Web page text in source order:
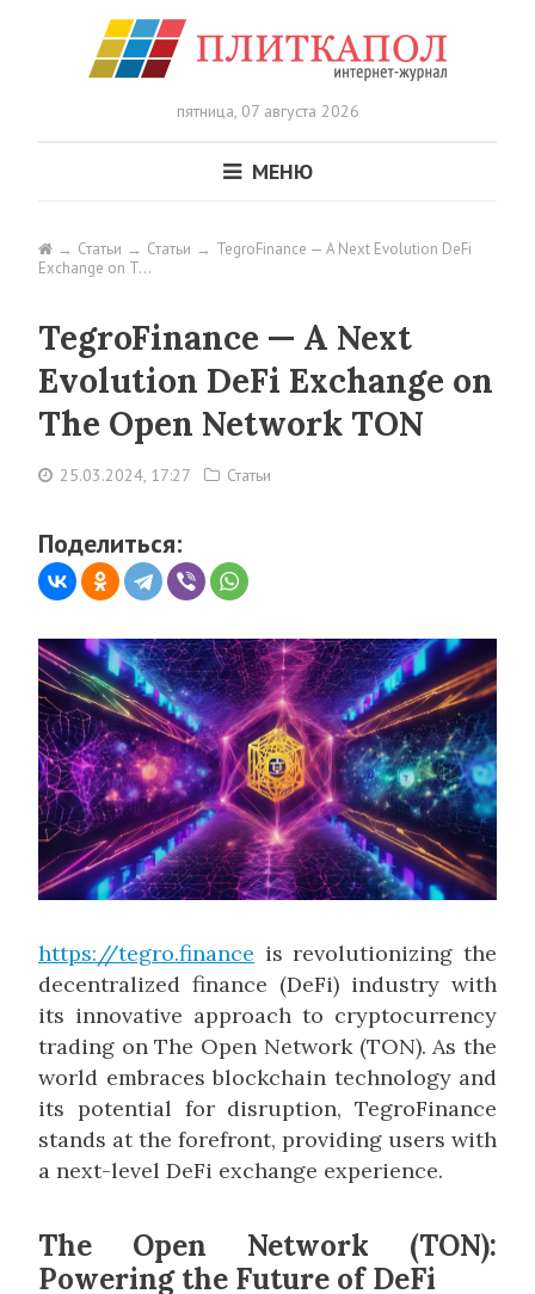
пятница,07 августа 2026
МЕНЮ
Статьи Статьи
TegroFinance — A Next Evolution DeFi
Exchange on T…
TegroFinance — A Next
Evolution DeFi Exchange on
The Open Network TON
25.03.2024, 17:27 Статьи
Поделиться:
https://tegro.finance is revolutionizing the
decentralized finance (DeFi) industry with
its innovative approach to cryptocurrency
trading on The Open Network (TON). As the
world embraces blockchain technology and
its potential for disruption, TegroFinance
stands at the forefront, providing users with
a next-level DeFi exchange experience.
The Open Network (TON):
Powering the Future of DeFi